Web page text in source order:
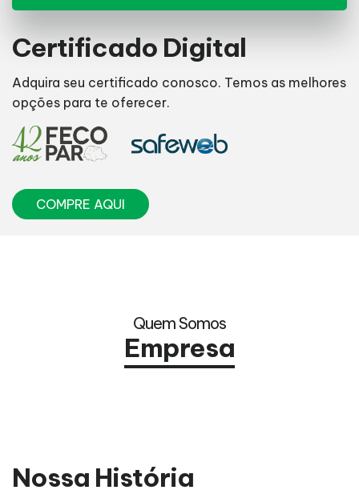
Certificado Digital
Adquira seu certificado conosco. Temos as melhores
opções para te oferecer.
COMPRE AQUI
Quem Somos
Empresa
Nossa História